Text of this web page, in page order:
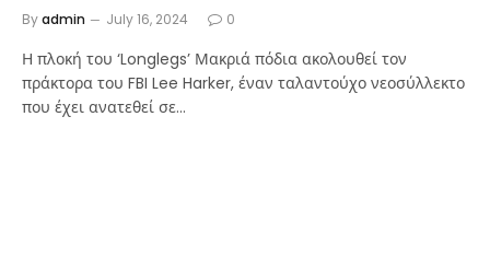
Byadmin July 16, 2024 0
Η πλοκή του ‘Longlegs’ Μακριά πόδια ακολουθεί τον
πράκτορα του FBI Lee Harker, έναν ταλαντούχο νεοσύλλεκτο
που έχει ανατεθεί σε…